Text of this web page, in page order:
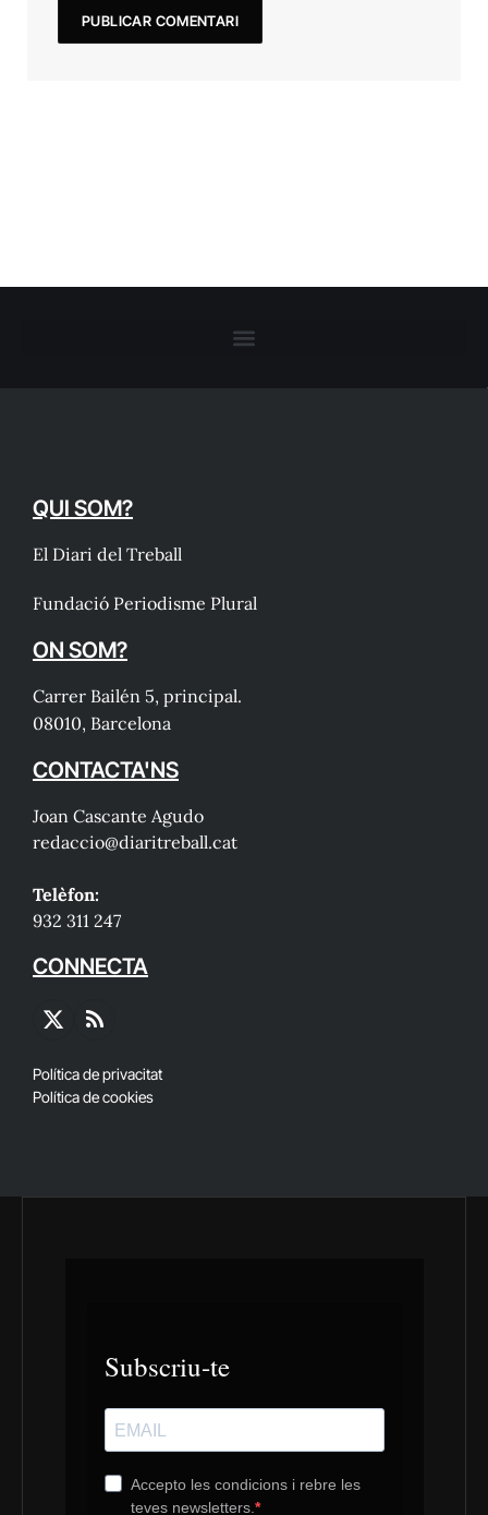
QUI SOM?
El Diari del Treball
Fundació Periodisme Plural
ON SOM?
Carrer Bailén 5, principal.
08010, Barcelona
CONTACTA'NS
Joan Cascante Agudo
redaccio@diaritreball.cat
Telèfon:
932 311 247
CONNECTA
X
RSS
Política de privacitat
Política de cookies